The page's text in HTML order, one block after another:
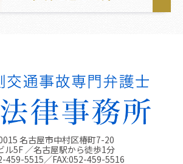
名古屋市中村区椿町7-20
ル5F ／名古屋駅から徒歩1分
459-5515／FAX:052-459-5516